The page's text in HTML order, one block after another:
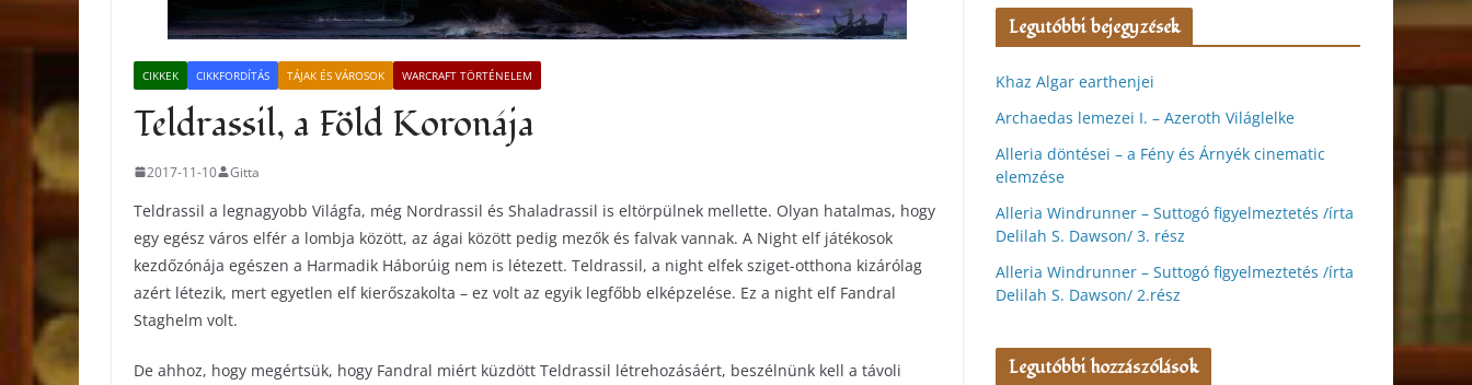
CIKKEK CIKKFORDÍTÁS TÁJAK ÉS VÁROSOK WARCRAFT TÖRTÉNELEM
Teldrassil, a Föld Koronája
2017-11-10 Gitta
Teldrassil a legnagyobb Világfa, még Nordrassil és Shaladrassil is eltörpülnek mellette. Olyan hatalmas, hogy
egy egész város elfér a lombja között, az ágai között pedig mezők és falvak vannak. A Night elf játékosok
kezdőzónája egészen a Harmadik Háborúig nem is létezett. Teldrassil, a night elfek sziget-otthona kizárólag
azért létezik, mert egyetlen elf kierőszakolta – ez volt az egyik legfőbb elképzelése. Ez a night elf Fandral
Staghelm volt.
De ahhoz, hogy megértsük, hogy Fandral miért küzdött Teldrassil létrehozásáért, beszélnünk kell a távoli
Legutóbbi bejegyzések
Khaz Algar earthenjei
Archaedas lemezei I. – Azeroth Világlelke
Alleria döntései – a Fény és Árnyék cinematic
elemzése
Alleria Windrunner – Suttogó figyelmeztetés /írta
Delilah S. Dawson/ 3. rész
Alleria Windrunner – Suttogó figyelmeztetés /írta
Delilah S. Dawson/ 2.rész
Legutóbbi hozzászólások